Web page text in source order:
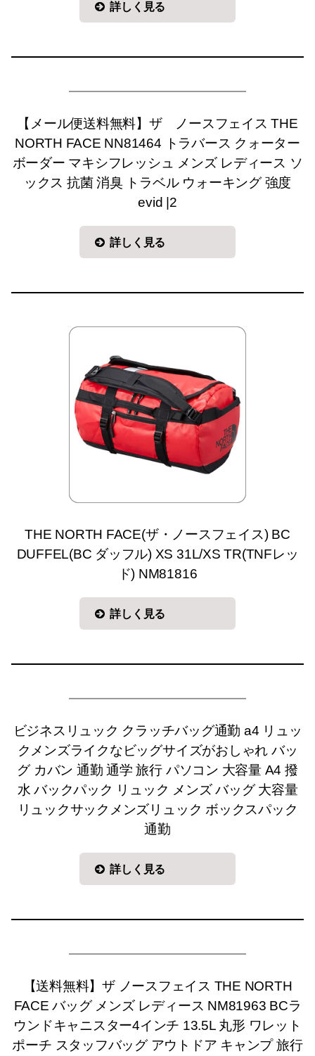
詳しく見る
【メール便送料無料】ザ ノースフェイス THE
NORTH FACE NN81464 トラバース クォーター
ボーダー マキシフレッシュ メンズ レディース ソ
ックス 抗菌 消臭 トラベル ウォーキング 強度
evid |2
詳しく見る
THE NORTH FACE(ザ・ノースフェイス) BC
DUFFEL(BC ダッフル) XS 31L/XS TR(TNFレッ
ド) NM81816
詳しく見る
ビジネスリュック クラッチバッグ通勤 a4 リュッ
クメンズライクなビッグサイズがおしゃれ バッ
グ カバン 通勤 通学 旅行 パソコン 大容量 A4 撥
水 バックパック リュック メンズ バッグ 大容量
リュックサックメンズリュック ボックスパック
通勤
詳しく見る
【送料無料】ザ ノースフェイス THE NORTH
FACE バッグ メンズ レディース NM81963 BCラ
ウンドキャニスター4インチ 13.5L 丸形 ワレット
ポーチ スタッフバッグ アウトドア キャンプ 旅行